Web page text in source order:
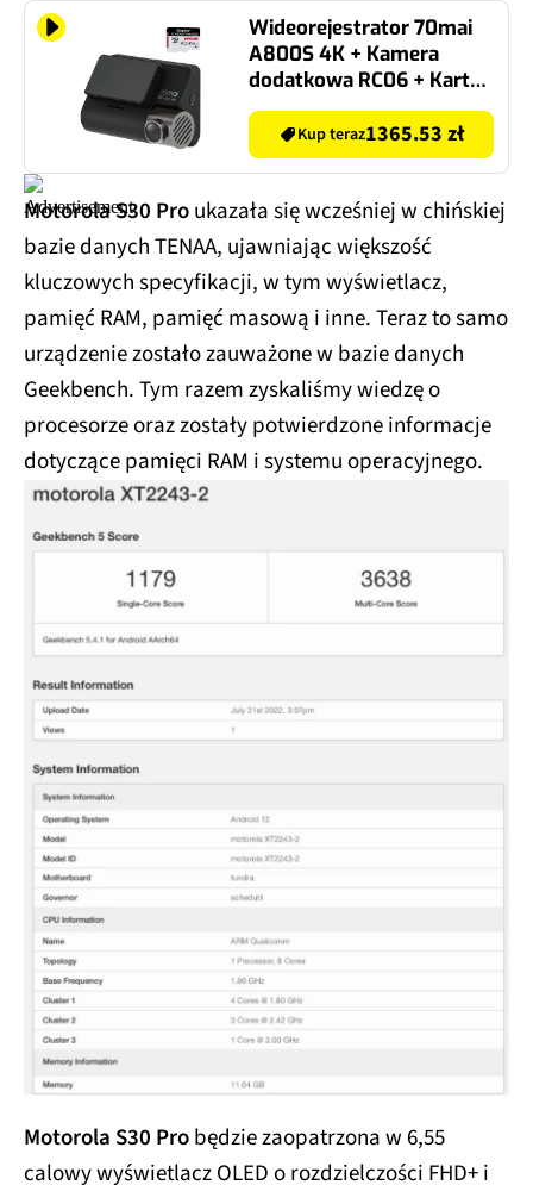
Wideorejestrator 70mai
A800S 4K + Kamera
dodatkowa RC06 + Karta
pamięci KINGSTON
Endurance microSDXC
128GB
Kup teraz1365.53 zł
Motorola S30 Proukazała się wcześniej w chińskiej
bazie danych TENAA, ujawniając większość
kluczowych specyfikacji, w tym wyświetlacz,
pamięć RAM, pamięć masową i inne. Teraz to samo
urządzenie zostało zauważone w bazie danych
Geekbench. Tym razem zyskaliśmy wiedzę o
procesorze oraz zostały potwierdzone informacje
dotyczące pamięci RAM i systemu operacyjnego.
Motorola S30 Probędzie zaopatrzona w 6,55
calowy wyświetlacz OLED o rozdzielczości FHD+ i